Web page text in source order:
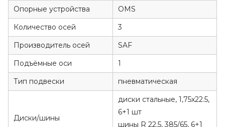
Опорные устройства
OMS
Количество осей
3
Производитель осей
SAF
Подъёмные оси
1
Тип подвески
пневматическая
Диски/шины
диски стальные, 1,75х22.5,
6+1 шт
шины R 22.5, 385/65, 6+1